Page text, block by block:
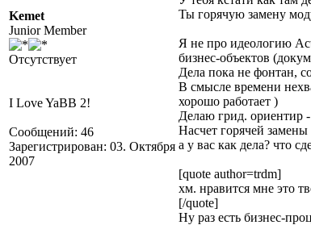
Kemet
Junior Member
Отсутствует
I Love YaBB 2!
Сообщений: 46
Зарегистрирован: 03. Октября
2007
Ты горячую замену
Я не про идеологию
бизнес-объектов
Дела пока не фонтан,
В смысле времени
хорошо работает )
Делаю грид. ориентир
Насчет горячей
а у вас как дела? что
[quote author=trdm]
хм. нравится мне это
[/quote]
Ну раз есть бизнес-